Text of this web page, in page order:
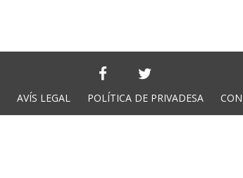
AVÍS LEGAL POLÍTICA DE PRIVADESA